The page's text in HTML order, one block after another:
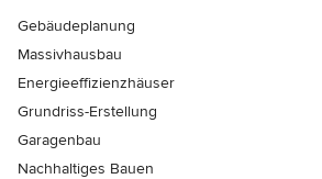
Gebäudeplanung
Massivhausbau
Energieeffizienzhäuser
Grundriss-Erstellung
Garagenbau
Nachhaltiges Bauen